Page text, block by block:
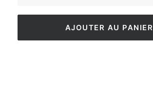
AJOUTER AU PANIER